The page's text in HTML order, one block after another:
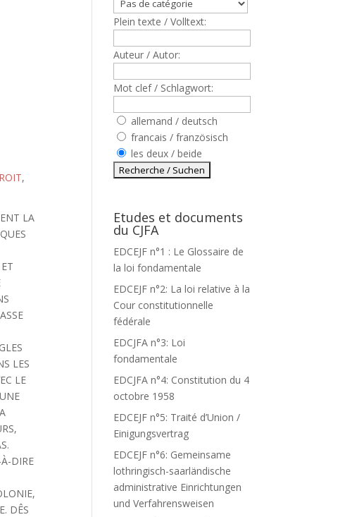
,
LA
LES
LE
DIRE
DÊS
Plein texte / Volltext:
Auteur / Autor:
Mot clef / Schlagwort:
allemand / deutsch
francais / französisch
les deux / beide
Etudes et documents
du CJFA
EDCEJF n°1 : Le Glossaire de
la loi fondamentale
EDCEJF n°2: La loi relative à la
Cour constitutionnelle
fédérale
EDCJFA n°3: Loi
fondamentale
EDCJFA n°4: Constitution du 4
octobre 1958
EDCEJF n°5: Traité d’Union /
Einigungsvertrag
EDCEJF n°6: Gemeinsame
lothringisch-saarländische
administrative Einrichtungen
und Verfahrensweisen